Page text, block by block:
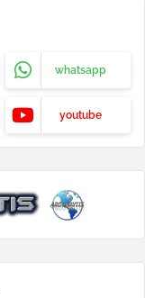
whatsapp
youtube